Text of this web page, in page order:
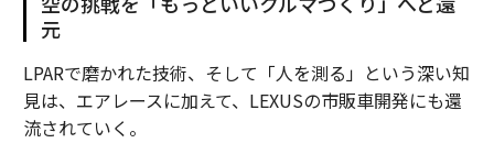
元
LPARで磨かれた技術、そして「人を測る」という深い知
見は、エアレースに加えて、LEXUSの市販車開発にも還
流されていく。